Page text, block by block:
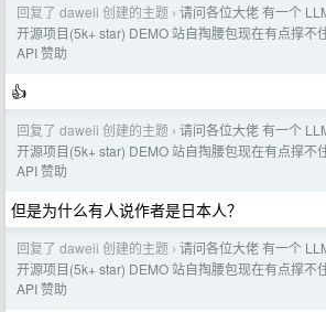
回复了 daweii 创建的主题 › 请问各位大佬 有一个
开源项目(5k+ star) DEMO 站自掏腰包现在有点撑不
API 赞助
👍
回复了 daweii 创建的主题 › 请问各位大佬 有一个
开源项目(5k+ star) DEMO 站自掏腰包现在有点撑不
API 赞助
但是为什么有人说作者是日本人？
回复了 daweii 创建的主题 › 请问各位大佬 有一个
开源项目(5k+ star) DEMO 站自掏腰包现在有点撑不
API 赞助